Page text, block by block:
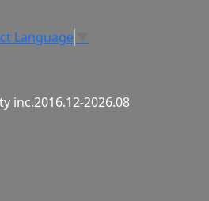
Language
inc.2016.12-2026.08